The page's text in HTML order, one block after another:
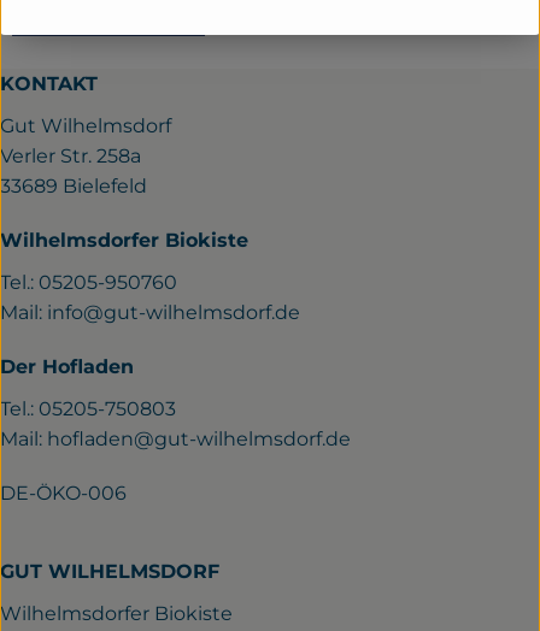
KONTAKT
Gut Wilhelmsdorf
Verler Str. 258a
33689 Bielefeld
Wilhelmsdorfer Biokiste
Tel.: 05205-950760
Mail: info@gut-wilhelmsdorf.de
Der Hofladen
Tel.: 05205-750803
Mail: hofladen@gut-wilhelmsdorf.de
DE-ÖKO-006
GUT WILHELMSDORF
Wilhelmsdorfer Biokiste